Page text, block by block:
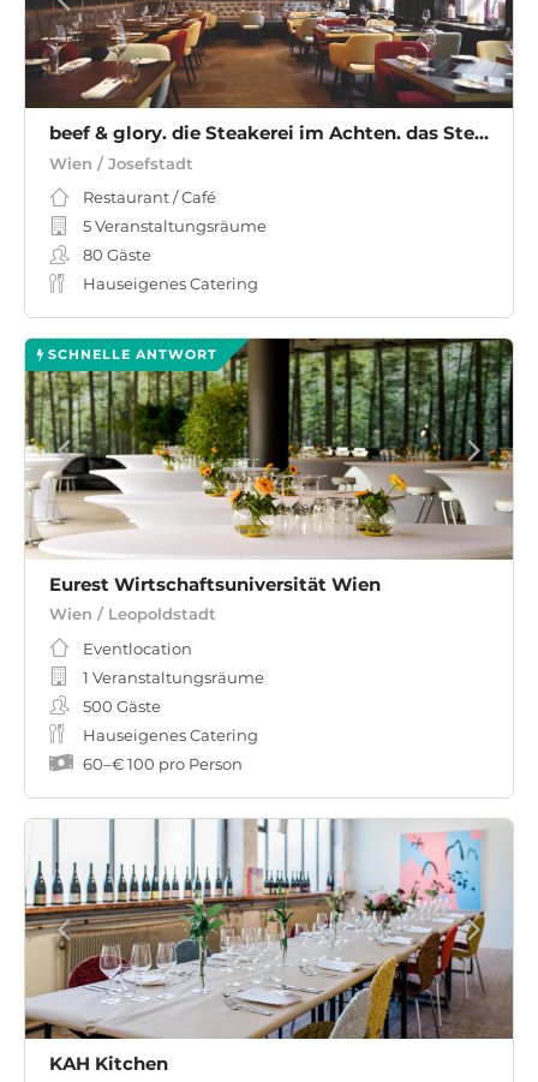
beef & glory. die Steakerei im Achten. das Steakhouse in Wien
Wien / Josefstadt
Restaurant / Café
5 Veranstaltungsräume
80 Gäste
Hauseigenes Catering
SCHNELLE ANTWORT
Eurest Wirtschaftsuniversität Wien
Wien / Leopoldstadt
Eventlocation
1 Veranstaltungsräume
500 Gäste
Hauseigenes Catering
60–€ 100 pro Person
KAH Kitchen